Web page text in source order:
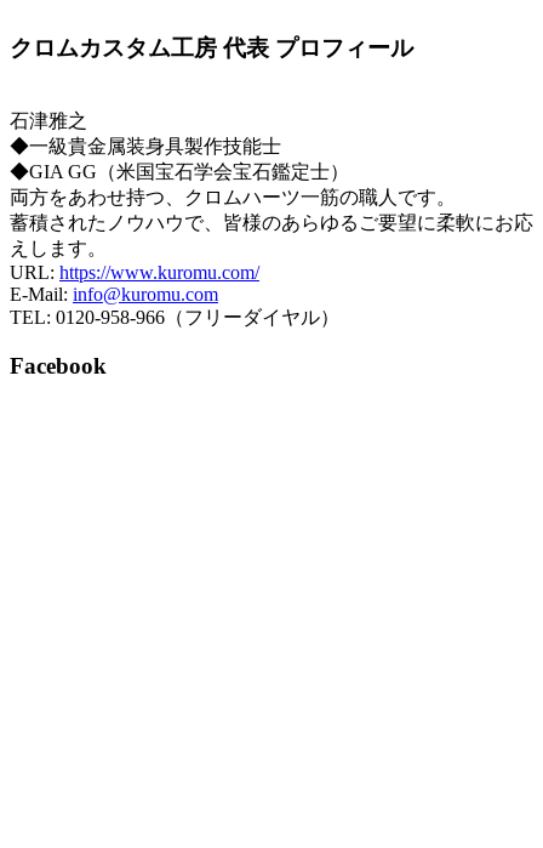
クロムカスタム工房 代表 プロフィール
石津雅之
◆一級貴金属装身具製作技能士
◆GIA GG（米国宝石学会宝石鑑定士）
両方をあわせ持つ、クロムハーツ一筋の職人です。
蓄積されたノウハウで、皆様のあらゆるご要望に柔軟にお応
えします。
URL: https://www.kuromu.com/
E-Mail: info@kuromu.com
TEL: 0120-958-966（フリーダイヤル）
Facebook